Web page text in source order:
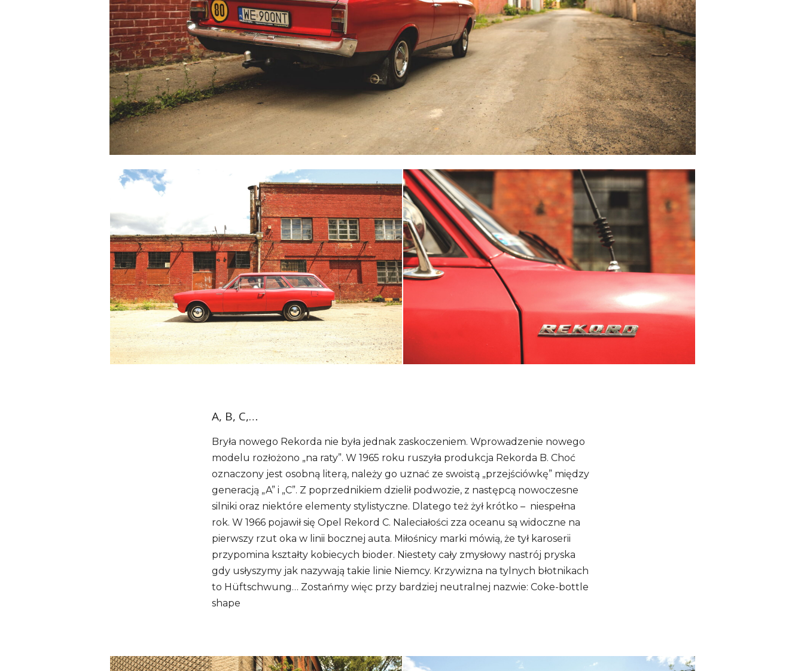
A, B, C,…
Bryła nowego Rekorda nie była jednak zaskoczeniem. Wprowadzenie nowego
modelu rozłożono „na raty”. W 1965 roku ruszyła produkcja Rekorda B. Choć
oznaczony jest osobną literą, należy go uznać ze swoistą „przejściówkę” między
generacją „A” i „C”. Z poprzednikiem dzielił podwozie, z następcą nowoczesne
silniki oraz niektóre elementy stylistyczne. Dlatego też żył krótko – niespełna
rok. W 1966 pojawił się Opel Rekord C. Naleciałości zza oceanu są widoczne na
pierwszy rzut oka w linii bocznej auta. Miłośnicy marki mówią, że tył karoserii
przypomina kształty kobiecych bioder. Niestety cały zmysłowy nastrój pryska
gdy usłyszymy jak nazywają takie linie Niemcy. Krzywizna na tylnych błotnikach
to Hüftschwung… Zostańmy więc przy bardziej neutralnej nazwie: Coke-bottle
shape